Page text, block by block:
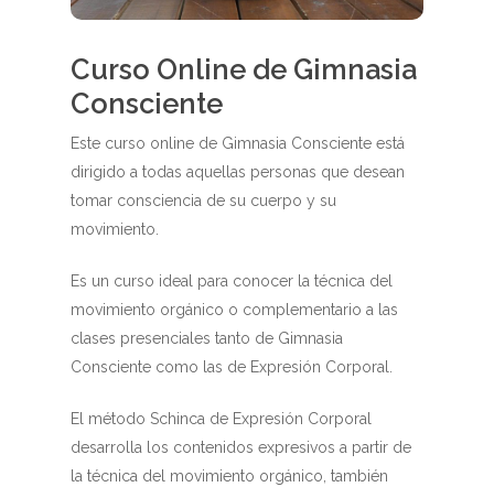
Curso Online de Gimnasia
Consciente
Este curso online de Gimnasia Consciente está
dirigido a todas aquellas personas que desean
tomar consciencia de su cuerpo y su
movimiento.
Es un curso ideal para conocer la técnica del
movimiento orgánico o complementario a las
clases presenciales tanto de Gimnasia
Consciente como las de Expresión Corporal.
El método Schinca de Expresión Corporal
desarrolla los contenidos expresivos a partir de
la técnica del movimiento orgánico, también